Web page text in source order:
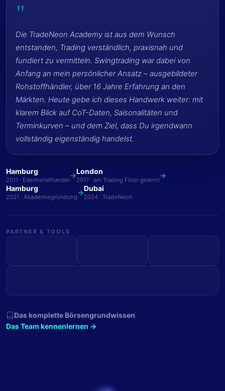
"
Die TradeNeon Academy ist aus dem Wunsch
entstanden, Trading verständlich, praxisnah und
fundiert zu vermitteln. Swingtrading war dabei von
Anfang an mein persönlicher Ansatz – ausgebildeter
Rohstoffhändler, über 16 Jahre Erfahrung an den
Märkten. Heute gebe ich dieses Handwerk weiter: mit
klarem Blick auf CoT-Daten, Saisonalitäten und
Terminkurven – und dem Ziel, dass Du irgendwann
vollständig eigenständig handelst.
Hamburg
2011 · Edelmetallhandel
→London
2017 · am Trading Floor gelernt
→
Hamburg
2021 · Akademiegründung
→Dubai
2024 · TradeNeon
PARTNER & TOOLS
Das komplette Börsengrundwissen
Das Team kennenlernen →